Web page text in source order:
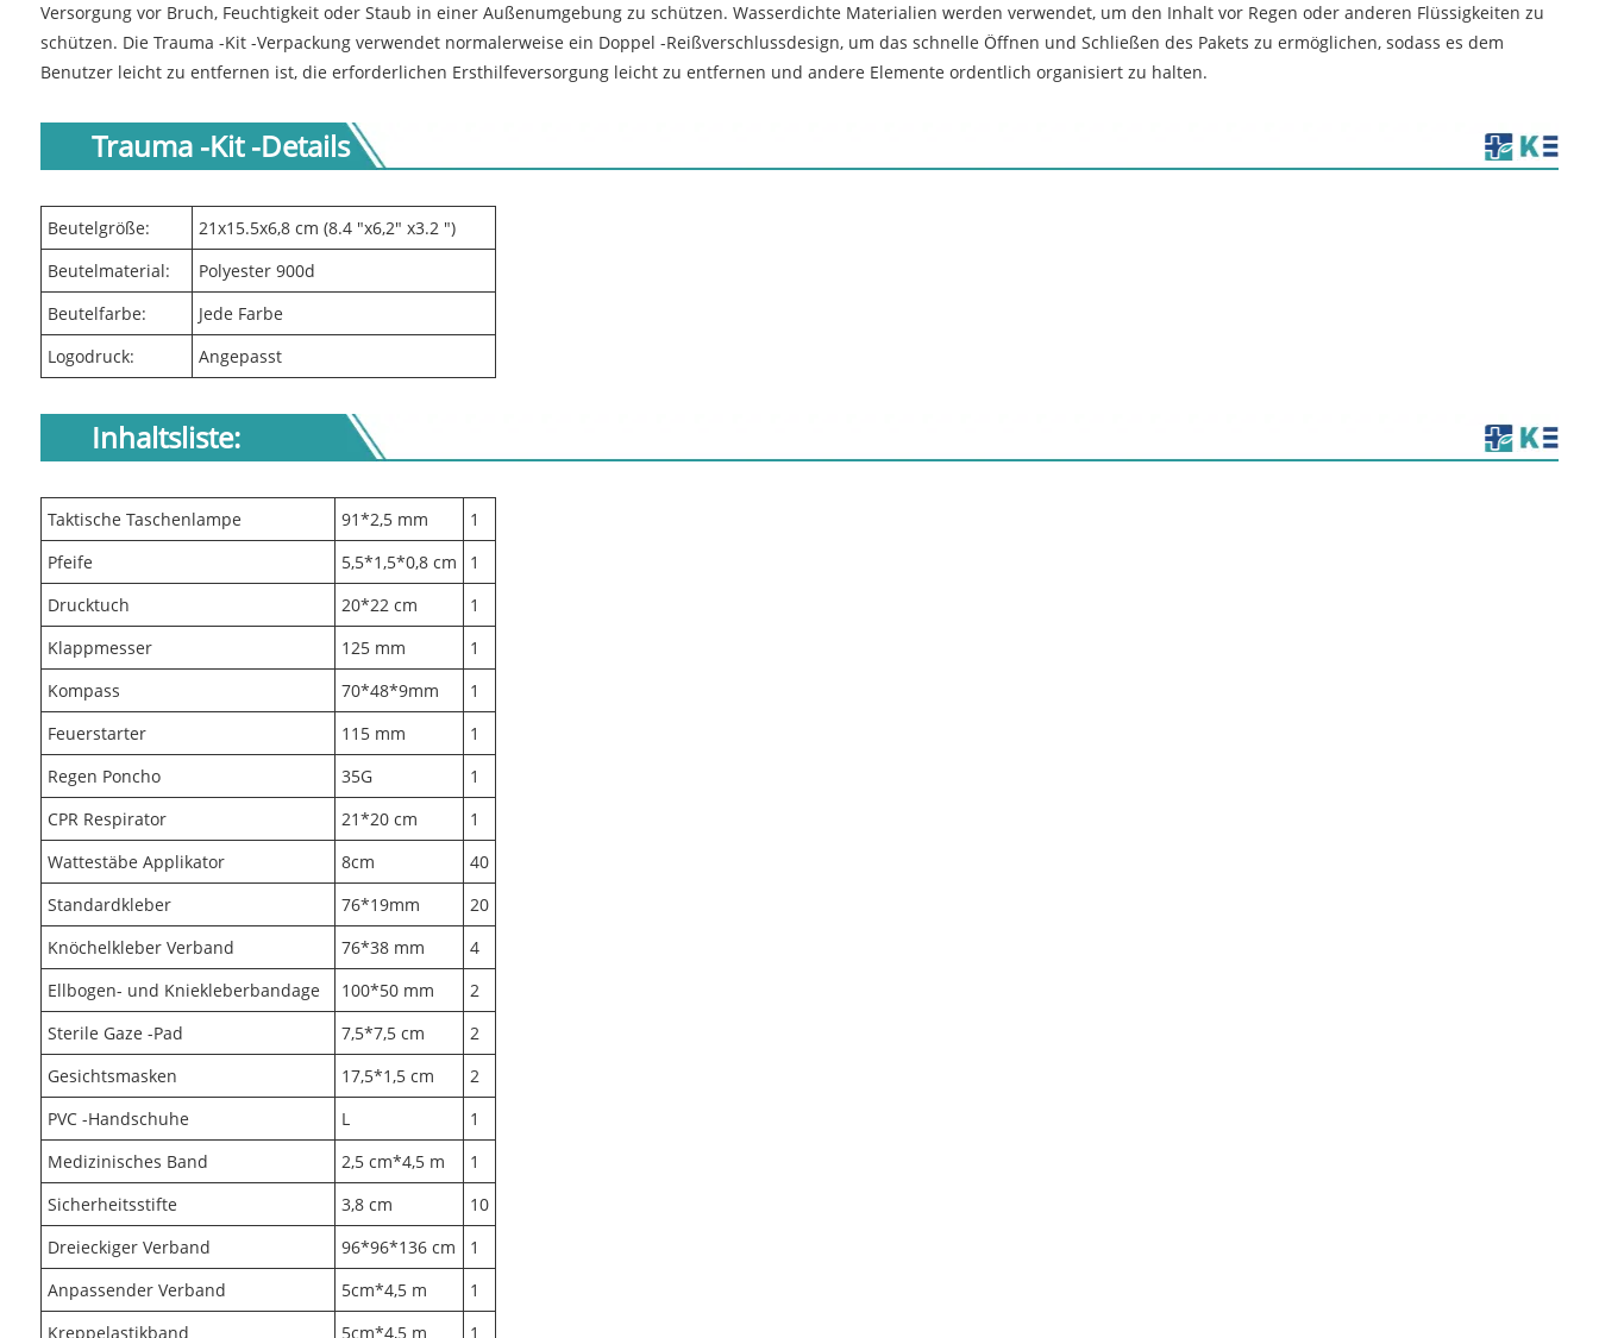
Versorgung vor Bruch, Feuchtigkeit oder Staub in einer Außenumgebung zu schützen. Wasserdichte Materialien werden verwendet, um den Inhalt vor Regen oder anderen Flüssigkeiten zu
schützen. Die Trauma -Kit -Verpackung verwendet normalerweise ein Doppel -Reißverschlussdesign, um das schnelle Öffnen und Schließen des Pakets zu ermöglichen, sodass es dem
Benutzer leicht zu entfernen ist, die erforderlichen Ersthilfeversorgung leicht zu entfernen und andere Elemente ordentlich organisiert zu halten.
Trauma -Kit -Details
Beutelgröße:
21x15.5x6,8 cm (8.4 "x6,2" x3.2 ")
Beutelmaterial:
Polyester 900d
Beutelfarbe:
Jede Farbe
Logodruck:
Angepasst
Inhaltsliste:
Taktische Taschenlampe 91*2,5 mm
1
Pfeife
5,5*1,5*0,8 cm
1
Drucktuch
20*22 cm
1
Klappmesser
125 mm
1
Kompass
70*48*9mm
1
Feuerstarter
115 mm
1
Regen Poncho
35G
1
CPR Respirator
21*20 cm
1
Wattestäbe Applikator
8cm
40
Standardkleber
76*19mm
20
Knöchelkleber Verband
76*38 mm
4
Ellbogen- und Kniekleberbandage
100*50 mm
2
Sterile Gaze -Pad
7,5*7,5 cm
2
Gesichtsmasken
17,5*1,5 cm
2
PVC -Handschuhe
L
1
Medizinisches Band
2,5 cm*4,5 m
1
Sicherheitsstifte
3,8 cm
10
Dreieckiger Verband
96*96*136 cm
1
Anpassender Verband
5cm*4,5 m
1
Kreppelastikband
5cm*4,5 m
1